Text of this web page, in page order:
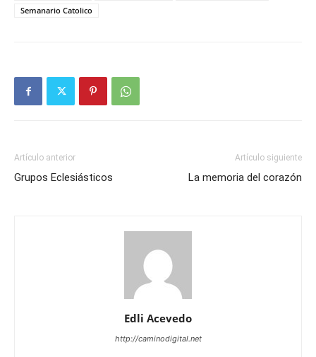
Semanario Catolico
Artículo anterior
Grupos Eclesiásticos
Artículo siguiente
La memoria del corazón
Edli Acevedo
http://caminodigital.net